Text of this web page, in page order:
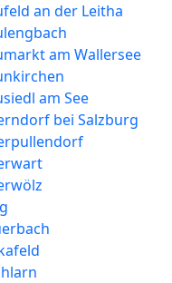
an der Leitha
am Wallersee
am See
bei Salzburg